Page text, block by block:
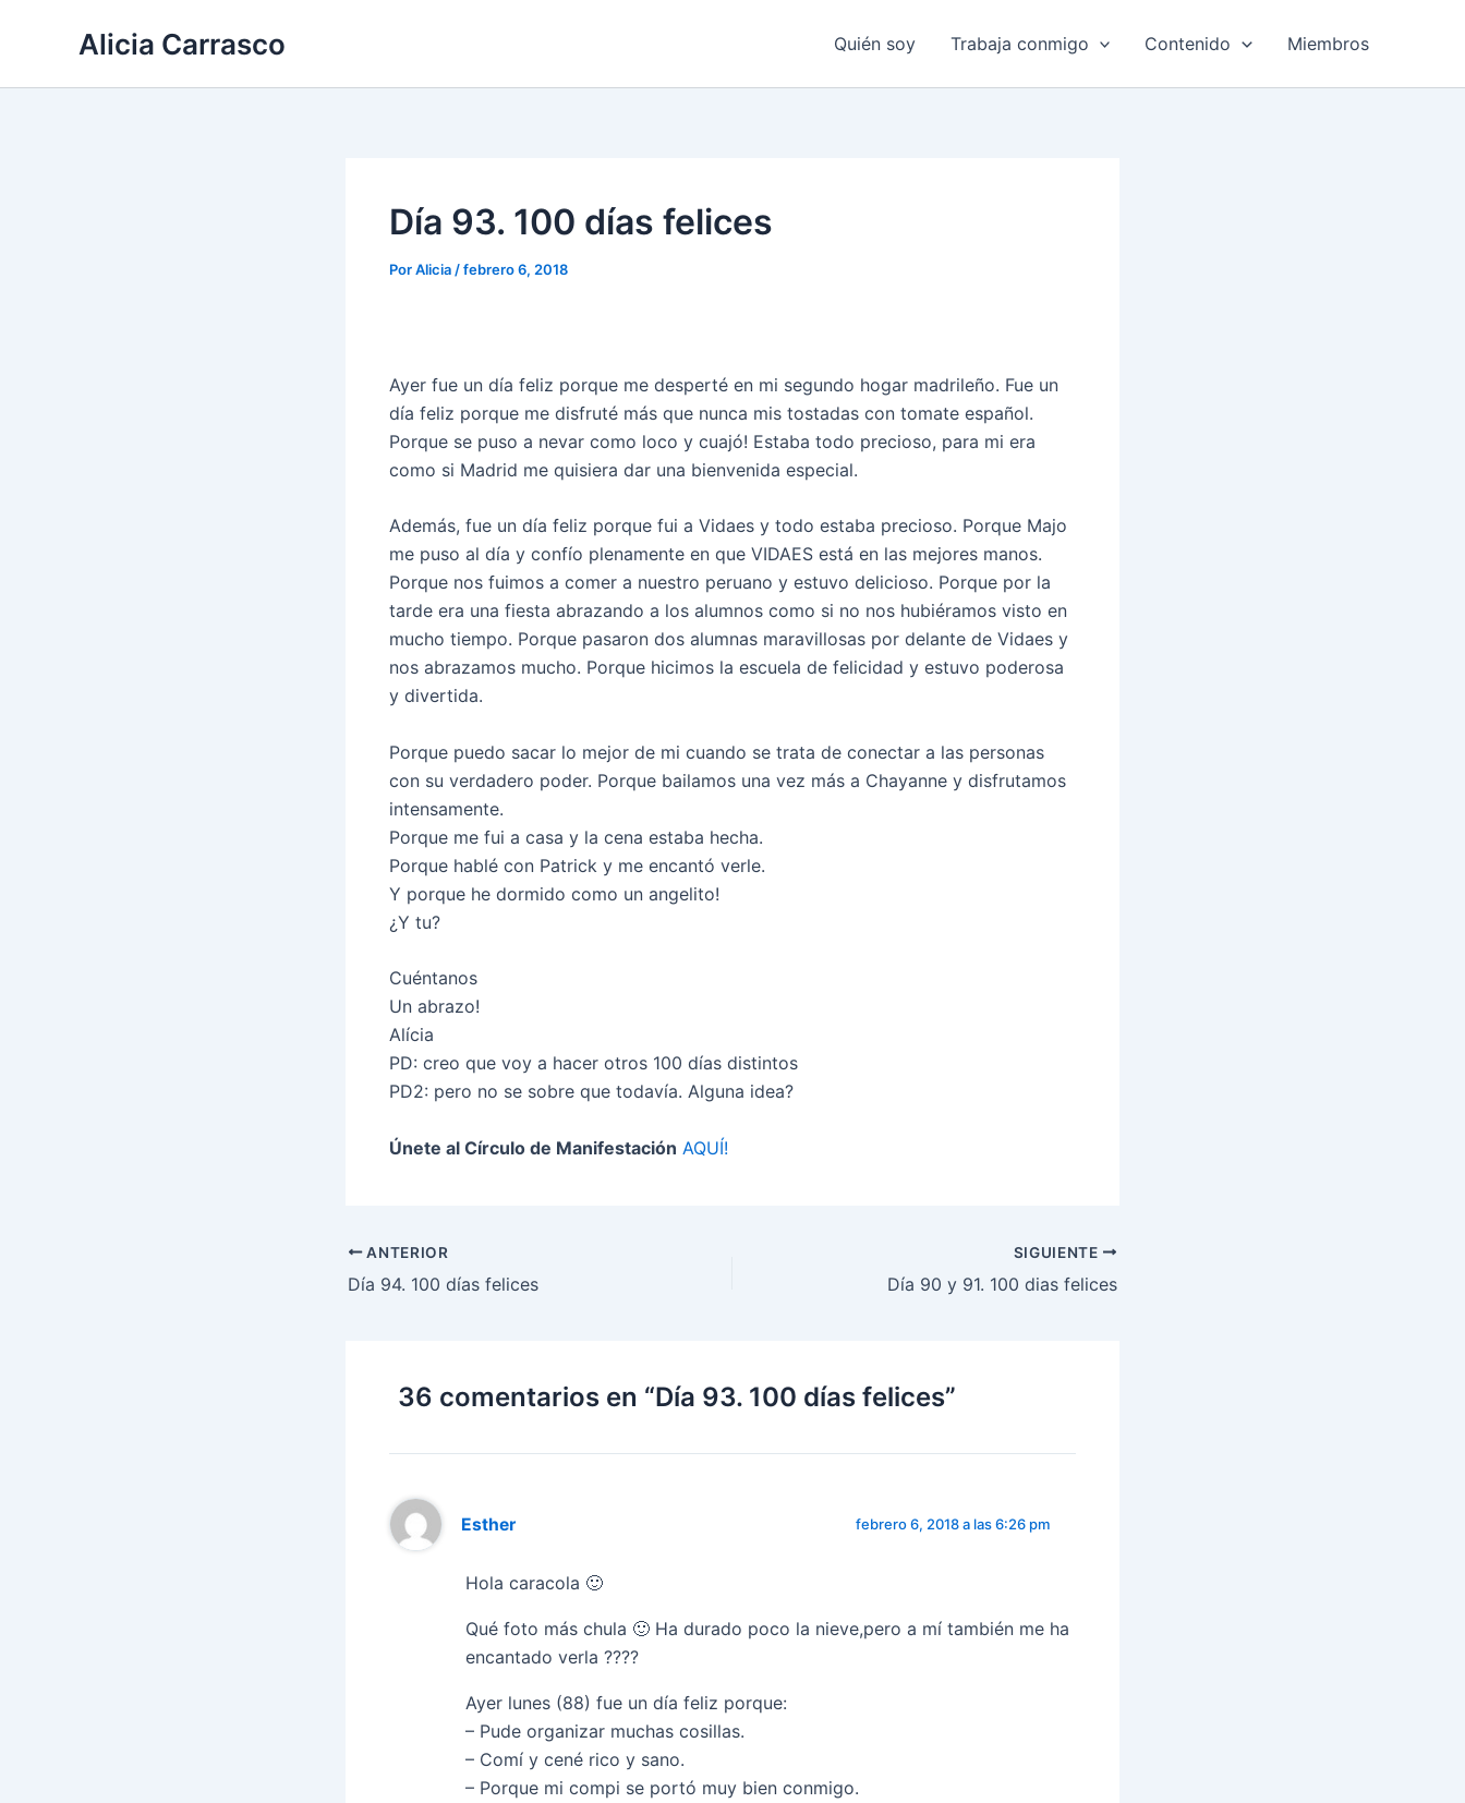
Alicia Carrasco Quién soy Trabaja conmigo Contenido Miembros
Día 93. 100 días felices
PorAlicia /febrero 6, 2018
Ayer fue un día feliz porque me desperté en mi segundo hogar madrileño. Fue un
día feliz porque me disfruté más que nunca mis tostadas con tomate español.
Porque se puso a nevar como loco y cuajó! Estaba todo precioso, para mi era
como si Madrid me quisiera dar una bienvenida especial.
Además, fue un día feliz porque fui a Vidaes y todo estaba precioso. Porque Majo
me puso al día y confío plenamente en que VIDAES está en las mejores manos.
Porque nos fuimos a comer a nuestro peruano y estuvo delicioso. Porque por la
tarde era una fiesta abrazando a los alumnos como si no nos hubiéramos visto en
mucho tiempo. Porque pasaron dos alumnas maravillosas por delante de Vidaes y
nos abrazamos mucho. Porque hicimos la escuela de felicidad y estuvo poderosa
y divertida.
Porque puedo sacar lo mejor de mi cuando se trata de conectar a las personas
con su verdadero poder. Porque bailamos una vez más a Chayanne y disfrutamos
intensamente.
Porque me fui a casa y la cena estaba hecha.
Porque hablé con Patrick y me encantó verle.
Y porque he dormido como un angelito!
¿Y tu?
Cuéntanos
Un abrazo!
Alícia
PD: creo que voy a hacer otros 100 días distintos
PD2: pero no se sobre que todavía. Alguna idea?
Únete al Círculo de Manifestación AQUÍ!
ANTERIOR
Día 94. 100 días felices
SIGUIENTE
Día 90 y 91. 100 dias felices
36 comentarios en “Día 93. 100 días felices”
Esther febrero 6, 2018 a las 6:26 pm
Hola caracola 🙂
Qué foto más chula 🙂 Ha durado poco la nieve,pero a mí también me ha
encantado verla ????
Ayer lunes (88) fue un día feliz porque:
– Pude organizar muchas cosillas.
– Comí y cené rico y sano.
– Porque mi compi se portó muy bien conmigo.